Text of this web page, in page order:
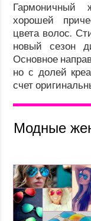
Гармоничный
хорошей
цвета волос.
новый сезон
Основное
но с долей
счет
Модные